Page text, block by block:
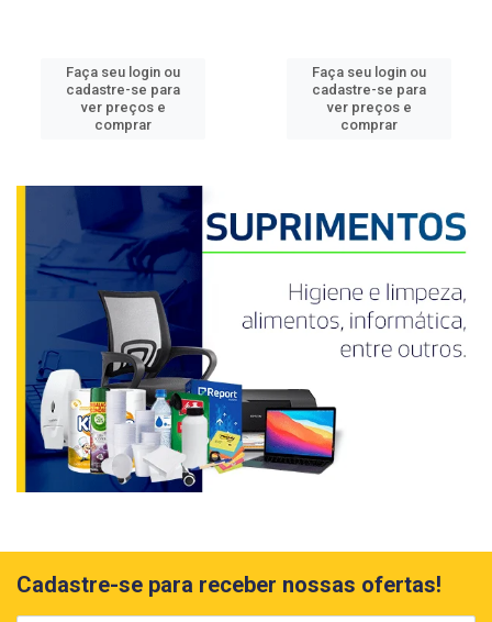
Faça seu login ou
cadastre-se para
ver preços e
comprar
Faça seu login ou
cadastre-se para
ver preços e
comprar
Cadastre-se para receber nossas ofertas!